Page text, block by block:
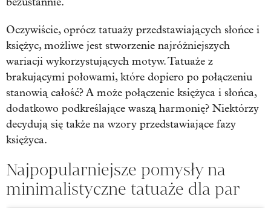
Oczywiście, oprócz tatuaży przedstawiających słońce i
księżyc, możliwe jest stworzenie najróżniejszych
wariacji wykorzystujących motyw. Tatuaże z
brakującymi połowami, które dopiero po połączeniu
stanowią całość? A może połączenie księżyca i słońca,
dodatkowo podkreślające waszą harmonię? Niektórzy
decydują się także na wzory przedstawiające fazy
księżyca.
Najpopularniejsze pomysły na
minimalistyczne tatuaże dla par